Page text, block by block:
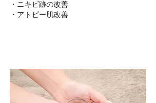
・ニキビ跡の改善
・アトピー肌改善